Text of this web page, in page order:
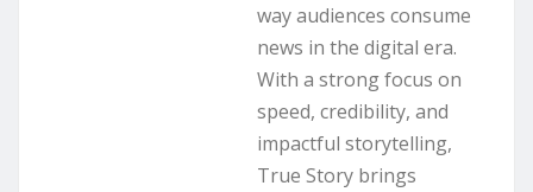
way audiences consume
news in the digital era.
With a strong focus on
speed, credibility, and
impactful storytelling,
True Story brings